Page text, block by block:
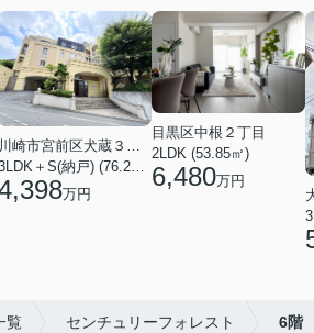
万円
目黒区中根２丁目
2LDK (53.85㎡)
6,480万円
覧 センチュリーフォレスト 6階